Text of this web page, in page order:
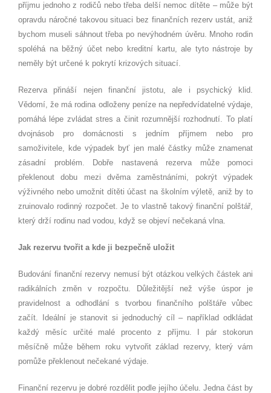
příjmu jednoho z rodičů nebo třeba delší nemoc dítěte – může být
opravdu náročné takovou situaci bez finančních rezerv ustát, aniž
bychom museli sáhnout třeba po nevýhodném úvěru. Mnoho rodin
spoléhá na běžný účet nebo kreditní kartu, ale tyto nástroje by
neměly být určené k pokrytí krizových situací.
Rezerva přináší nejen finanční jistotu, ale i psychický klid.
Vědomí, že má rodina odloženy peníze na nepředvídatelné výdaje,
pomáhá lépe zvládat stres a činit rozumnější rozhodnutí. To platí
dvojnásob pro domácnosti s jedním příjmem nebo pro
samoživitele, kde výpadek byť jen malé částky může znamenat
zásadní problém. Dobře nastavená rezerva může pomoci
překlenout dobu mezi dvěma zaměstnáními, pokrýt výpadek
výživného nebo umožnit dítěti účast na školním výletě, aniž by to
zruinovalo rodinný rozpočet. Je to vlastně takový finanční polštář,
který drží rodinu nad vodou, když se objeví nečekaná vlna.
Jak rezervu tvořit a kde ji bezpečně uložit
Budování finanční rezervy nemusí být otázkou velkých částek ani
radikálních změn v rozpočtu. Důležitější než výše úspor je
pravidelnost a odhodlání s tvorbou finančního polštáře vůbec
začít. Ideální je stanovit si jednoduchý cíl – například odkládat
každý měsíc určité malé procento z příjmu. I pár stokorun
měsíčně může během roku vytvořit základ rezervy, který vám
pomůže překlenout nečekané výdaje.
Finanční rezervu je dobré rozdělit podle jejího účelu. Jedna část by